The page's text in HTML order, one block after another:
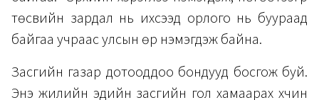
төсвийн зардал нь ихсээд орлого нь буураад
байгаа учраас улсын өр нэмэгдэж байна.
Засгийн газар дотооддоо бондууд босгож буй.
Энэ жилийн эдийн засгийн гол хамаарах хүчин